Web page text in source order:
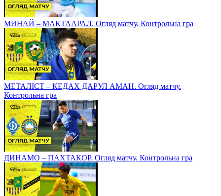
МИНАЙ – МАКТААРАЛ. Огляд матчу. Контрольна гра
МЕТАЛІСТ – КЕДАХ ДАРУЛ АМАН. Огляд матчу.
Контрольна гра
ДИНАМО – ПАХТАКОР. Огляд матчу. Контрольна гра